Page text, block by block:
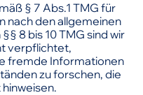
§ 7 Abs.1 TMG für
nach den allgemeinen
8 bis 10 TMG sind wir
verpflichtet,
fremde Informationen
zu forschen, die